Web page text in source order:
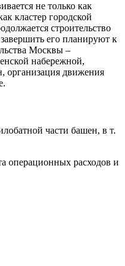
не только как
кластер городской
строительство
его планируют к
Москвы –
набережной,
организация движения
части башен, в т.
операционных расходов и